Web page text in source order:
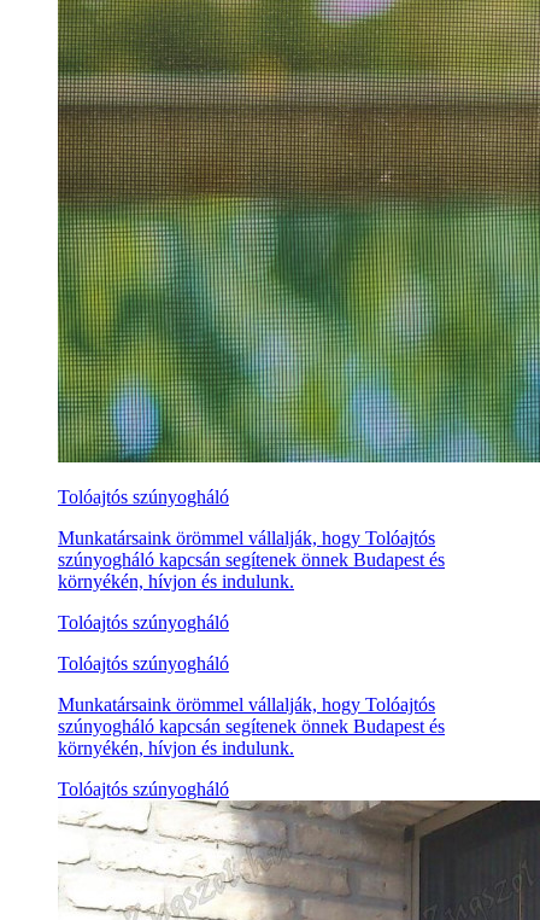
Tolóajtós szúnyogháló
Munkatársaink örömmel vállalják, hogy Tolóajtós
szúnyogháló kapcsán segítenek önnek Budapest és
környékén, hívjon és indulunk.
Tolóajtós szúnyogháló
Tolóajtós szúnyogháló
Munkatársaink örömmel vállalják, hogy Tolóajtós
szúnyogháló kapcsán segítenek önnek Budapest és
környékén, hívjon és indulunk.
Tolóajtós szúnyogháló